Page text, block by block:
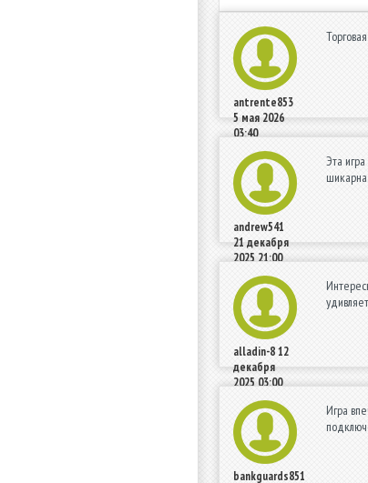
antrente853
5 мая 2026
03:40
andrew541
21 декабря
2025 21:00
Эта
alladin-812
декабря
2025 03:00
bankguards851
Игра